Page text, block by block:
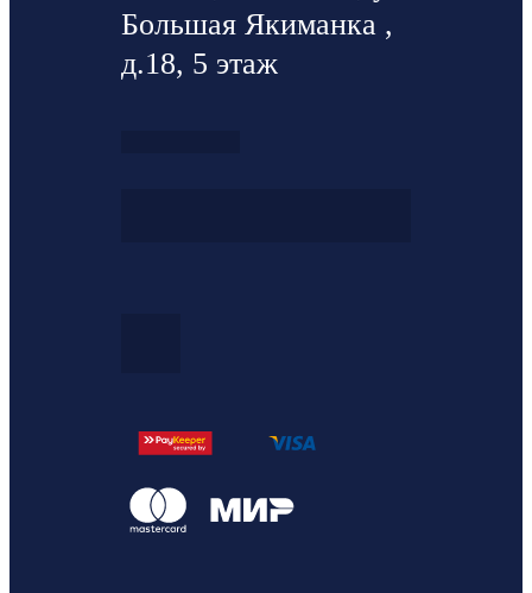
Большая Якиманка ,
д.18, 5 этаж